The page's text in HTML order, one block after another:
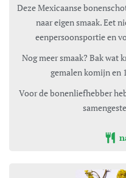
Deze Mexicaanse bonenschotel kun je heel makkelijk aanpassen
naar eigen smaak. Eet
eenpersoonsportie en
Nog meer smaak? Bak wat
gemalen komijn en
Voor de bonenliefhebber